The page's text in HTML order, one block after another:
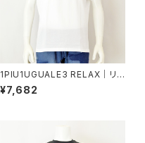
1PIU1UGUALE3 RELAX｜リバ
ースロゴ半袖Tシャツ｜ウノピゥ
ウノウグァーレトレ リラックス メ
¥7,682